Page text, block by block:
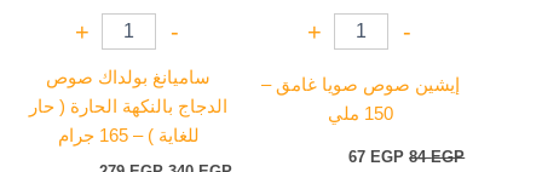
-
+
إيشين صوص صويا غامق –
150 ملي
84EGP
67 EGP
-
+
ساميانغ بولداك صوص
الدجاج بالنكهة الحارة ( حار
للغاية ) – 165 جرام